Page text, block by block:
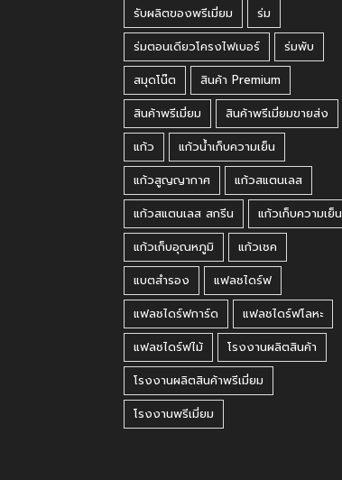
รับผลิตของพรีเมี่ยม
ร่ม
ร่มตอนเดียวโครงไฟเบอร์
ร่มพับ
สมุดโน๊ต
สินค้า Premium
สินค้าพรีเมี่ยม
สินค้าพรีเมี่ยมขายส่ง
แก้ว
แก้วน้ำเก็บความเย็น
แก้วสูญญากาศ
แก้วสแตนเลส
แก้วสแตนเลส สกรีน
แก้วเก็บความเย็น
แก้วเก็บอุณหภูมิ
แก้วเชค
แบตสำรอง
แฟลชไดร์ฟ
แฟลชไดร์ฟการ์ด
แฟลชไดร์ฟโลหะ
แฟลชไดร์ฟไม้
โรงงานผลิตสินค้า
โรงงานผลิตสินค้าพรีเมี่ยม
โรงงานพรีเมี่ยม